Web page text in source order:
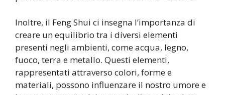
Inoltre, il Feng Shui ci insegna l’importanza di
creare un equilibrio tra i diversi elementi
presenti negli ambienti, come acqua, legno,
fuoco, terra e metallo. Questi elementi,
rappresentati attraverso colori, forme e
materiali, possono influenzare il nostro umore e